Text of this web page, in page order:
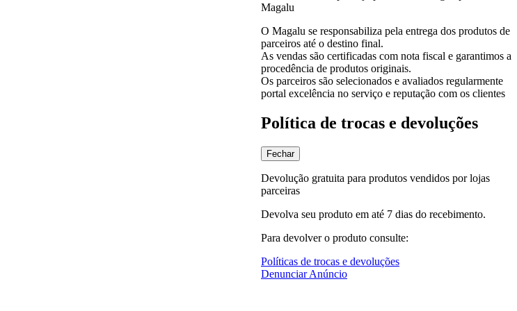
Magalu
O Magalu se responsabiliza pela entrega dos produtos de
parceiros até o destino final.
As vendas são certificadas com nota fiscal e garantimos a
procedência de produtos originais.
Os parceiros são selecionados e avaliados regularmente
portal excelência no serviço e reputação com os clientes
Política de trocas e devoluções
Fechar
Devolução gratuita para produtos vendidos por lojas
parceiras
Devolva seu produto em até 7 dias do recebimento.
Para devolver o produto consulte:
Políticas de trocas e devoluções
Denunciar Anúncio